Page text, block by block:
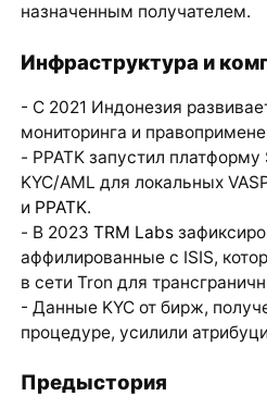
назначенным получателем.
Инфраструктура и
- С 2021 Индонезия
мониторинга и
- PPATK запустил платформу
KYC/AML для локальных
и PPATK.
- В 2023 TRM Labs
аффилированные с ISIS,
в сети Tron для
- Данные KYC от бирж,
процедуре, усилили
Предыстория